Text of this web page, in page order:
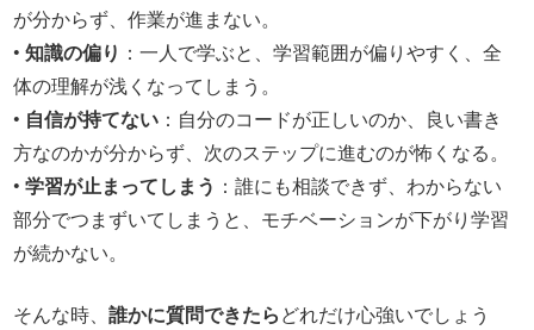
が分からず、作業が進まない。
•知識の偏り ：一人で学ぶと、学習範囲が偏りやすく、全
体の理解が浅くなってしまう。
• 自信が持てない ：自分のコードが正しいのか、良い書き
方なのかが分からず、次のステップに進むのが怖くなる。
•学習が止まってしまう ：誰にも相談できず、わからない
部分でつまずいてしまうと、モチベーションが下がり学習
が続かない。
そんな時、誰かに質問できたらどれだけ心強いでしょう